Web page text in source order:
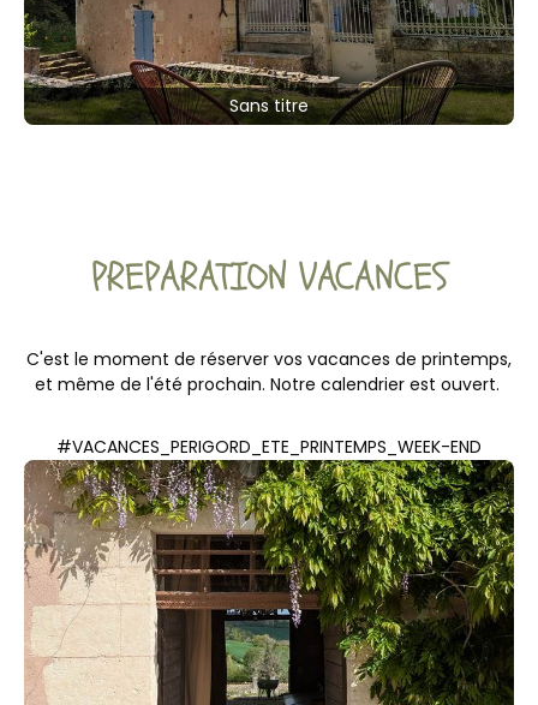
Sans titre
PREPARATION VACANCES
C'est le moment de réserver vos vacances de printemps,
et même de l'été prochain. Notre calendrier est ouvert.
#VACANCES_PERIGORD_ETE_PRINTEMPS_WEEK-END